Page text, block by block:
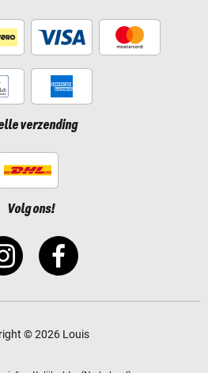
verzending
Volg ons!
© 2026 Louis